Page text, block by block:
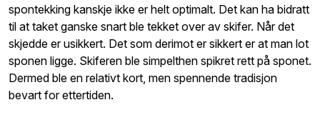
spontekking kanskje ikke er helt optimalt. Det kan ha bidratt
til at taket ganske snart ble tekket over av skifer. Når det
skjedde er usikkert. Det som derimot er sikkert er at man lot
sponen ligge. Skiferen ble simpelthen spikret rett på sponet.
Dermed ble en relativt kort, men spennende tradisjon
bevart for ettertiden.